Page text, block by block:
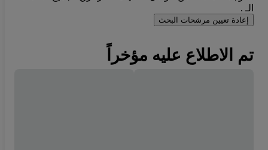
الـ .
إعادة تعيين مرشحات البحث
تم الاطلاع عليه مؤخراً